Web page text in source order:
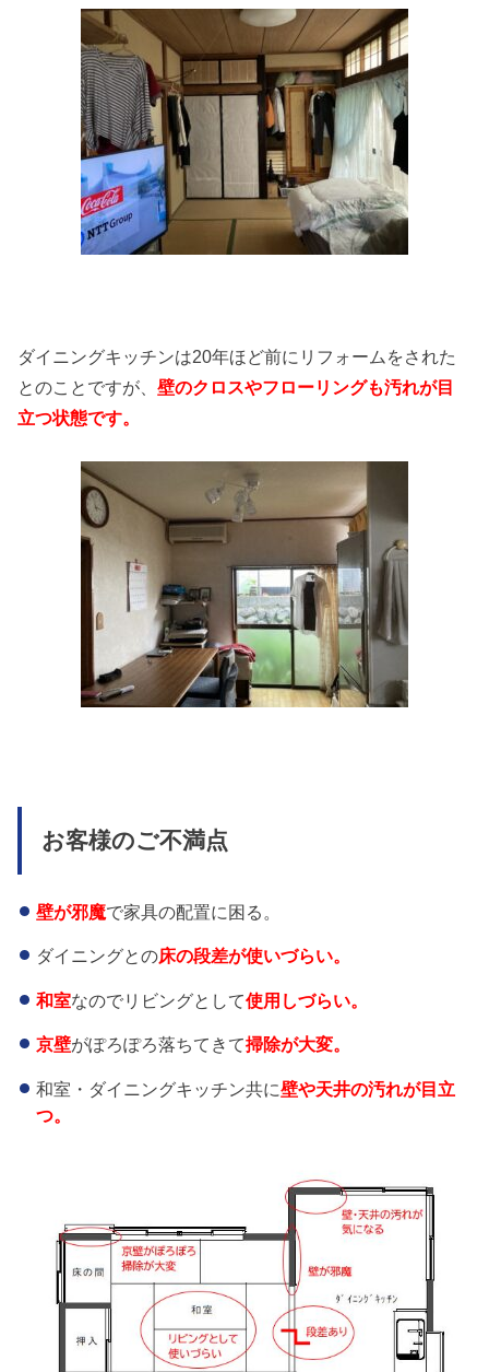
ダイニングキッチンは20年ほど前にリフォームをされた
とのことですが、壁のクロスやフローリングも汚れが目
立つ状態です。
お客様のご不満点
壁が邪魔で家具の配置に困る。
ダイニングとの床の段差が使いづらい。
和室なのでリビングとして使用しづらい。
京壁がぽろぽろ落ちてきて掃除が大変。
和室・ダイニングキッチン共に壁や天井の汚れが目立
つ。